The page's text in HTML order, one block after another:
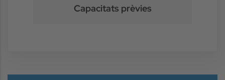
Capacitats prèvies